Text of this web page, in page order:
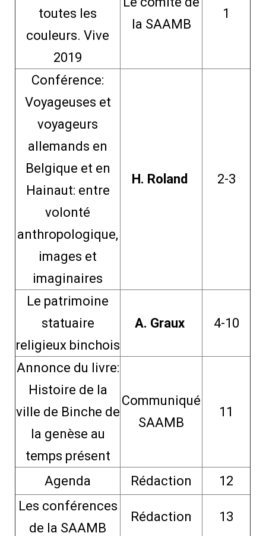
toutes les
couleurs. Vive
2019
la SAAMB
1
Conférence:
Voyageuses et
voyageurs
allemands en
Belgique et en
Hainaut: entre
volonté
anthropologique,
images et
imaginaires
H. Roland 2-3
Le patrimoine
statuaire
religieux binchois
A. Graux 4-10
Annonce du livre:
Histoire de la
ville de Binche de
la genèse au
temps présent
Communiqué
SAAMB
11
Agenda Rédaction
12
Les conférences
de la SAAMB
Rédaction 13